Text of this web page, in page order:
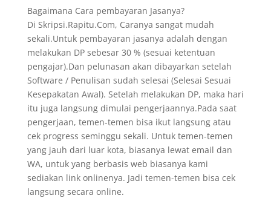
Bagaimana Cara pembayaran Jasanya?
Di Skripsi.Rapitu.Com, Caranya sangat mudah
sekali.Untuk pembayaran jasanya adalah dengan
melakukan DP sebesar 30 % (sesuai ketentuan
pengajar).Dan pelunasan akan dibayarkan setelah
Software / Penulisan sudah selesai (Selesai Sesuai
Kesepakatan Awal). Setelah melakukan DP, maka hari
itu juga langsung dimulai pengerjaannya.Pada saat
pengerjaan, temen-temen bisa ikut langsung atau
cek progress seminggu sekali. Untuk temen-temen
yang jauh dari luar kota, biasanya lewat email dan
WA, untuk yang berbasis web biasanya kami
sediakan link onlinenya. Jadi temen-temen bisa cek
langsung secara online.